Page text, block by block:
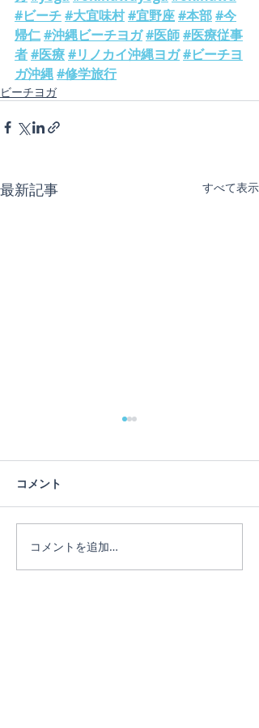
#ビーチ#大宜味村#宜野座#本部#今
帰仁#沖縄ビーチヨガ#医師#医療従事
者#医療#リノカイ沖縄ヨガ#ビーチヨ
ガ沖縄#修学旅行
ビーチヨガ
最新記事 すべて表示
ヨガは人生のメタファー
コメント
コメントを追加…